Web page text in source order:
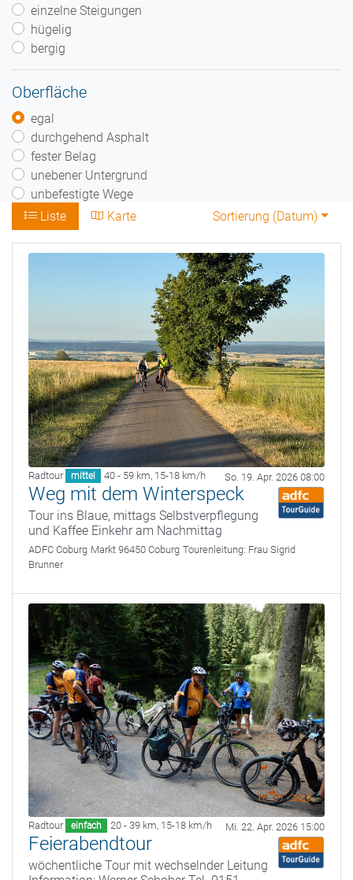
einzelne Steigungen
hügelig
bergig
Oberfläche
egal
durchgehend Asphalt
fester Belag
unebener Untergrund
unbefestigte Wege
Liste
Karte Sortierung (Datum)
Radtour mittel 40 - 59 km, 15-18 km/h So. 19. Apr. 2026 08:00
Weg mit dem Winterspeck
Tour ins Blaue, mittags Selbstverpflegung
und Kaffee Einkehr am Nachmittag
ADFC Coburg Markt 96450 Coburg Tourenleitung: Frau Sigrid
Brunner
Radtour einfach 20 - 39 km, 15-18 km/h Mi. 22. Apr. 2026 15:00
Feierabendtour
wöchentliche Tour mit wechselnder Leitung